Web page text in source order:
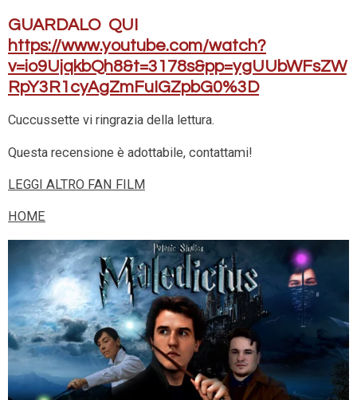
GUARDALO QUI
https://www.youtube.com/watch?
v=io9UjqkbQh8&t=3178s&pp=ygUUbWFsZW
RpY3R1cyAgZmFuIGZpbG0%3D
Cuccussette vi ringrazia della lettura.
Questa recensione è adottabile, contattami!
LEGGI ALTRO FAN FILM
HOME